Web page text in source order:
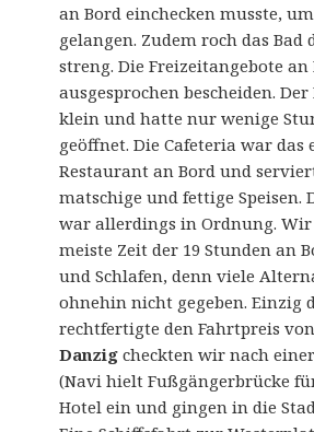
an Bord einchecken musste,
gelangen. Zudem roch das
streng. Die Freizeitangebote
ausgesprochen bescheiden.
klein und hatte nur wenige
geöffnet. Die Cafeteria war das
Restaurant an Bord und
matschige und fettige Speisen.
war allerdings in Ordnung.
meiste Zeit der 19 Stunden an
und Schlafen, denn viele
ohnehin nicht gegeben. Einzig
rechtfertigte den Fahrtpreis
Danzig checkten wir nach
(Navi hielt Fußgängerbrücke
Hotel ein und gingen in die